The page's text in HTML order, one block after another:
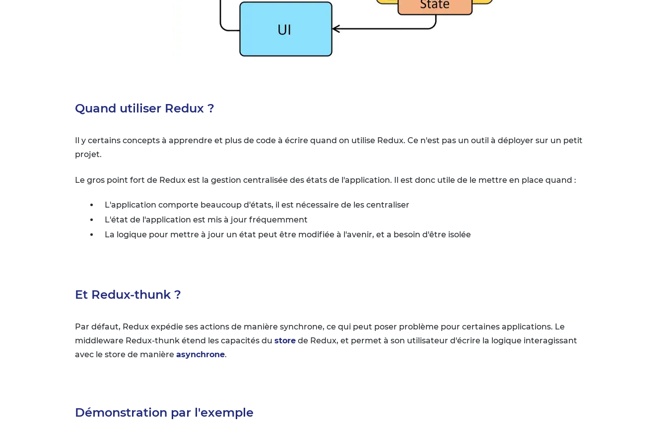
Quand utiliser Redux ?
Il y certains concepts à apprendre et plus de code à écrire quand on utilise Redux. Ce n'est pas un outil à déployer sur un petit
projet.
Le gros point fort de Redux est la gestion centralisée des états de l'application. Il est donc utile de le mettre en place quand :
L'application comporte beaucoup d'états, il est nécessaire de les centraliser
L'état de l'application est mis à jour fréquemment
La logique pour mettre à jour un état peut être modifiée à l'avenir, et a besoin d'être isolée
Et Redux-thunk ?
Par défaut, Redux expédie ses actions de manière synchrone, ce qui peut poser problème pour certaines applications. Le
middleware Redux-thunk étend les capacités du storede Redux, et permet à son utilisateur d'écrire la logique interagissant
avec le store de manière asynchrone.
Démonstration par l'exemple